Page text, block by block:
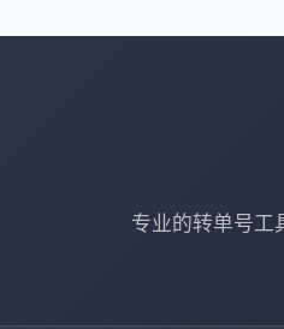
专业的转单号工